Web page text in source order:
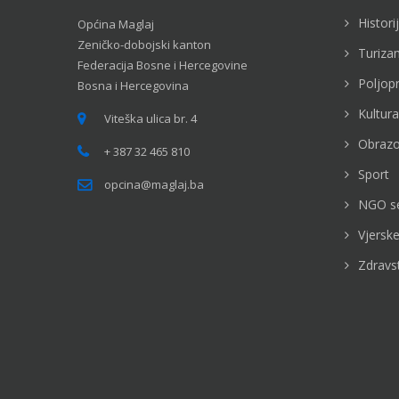
Općina Maglaj
Zeničko-dobojski kanton
Federacija Bosne i Hercegovine
Bosna i Hercegovina
Viteška ulica br. 4
+ 387 32 465 810
opcina@maglaj.ba
Kultura
Sport
NGO